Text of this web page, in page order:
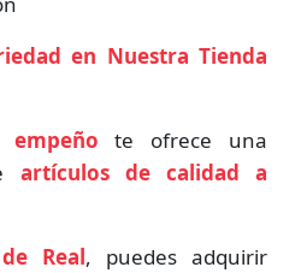
en Nuestra Tienda
te ofrece una
artículos de calidad a
Real, puedes adquirir